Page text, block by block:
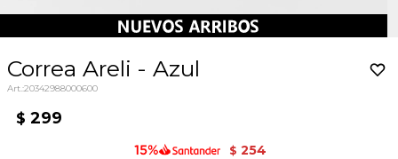
Correa Areli - Azul
20342988000600
$ 299
$ 254